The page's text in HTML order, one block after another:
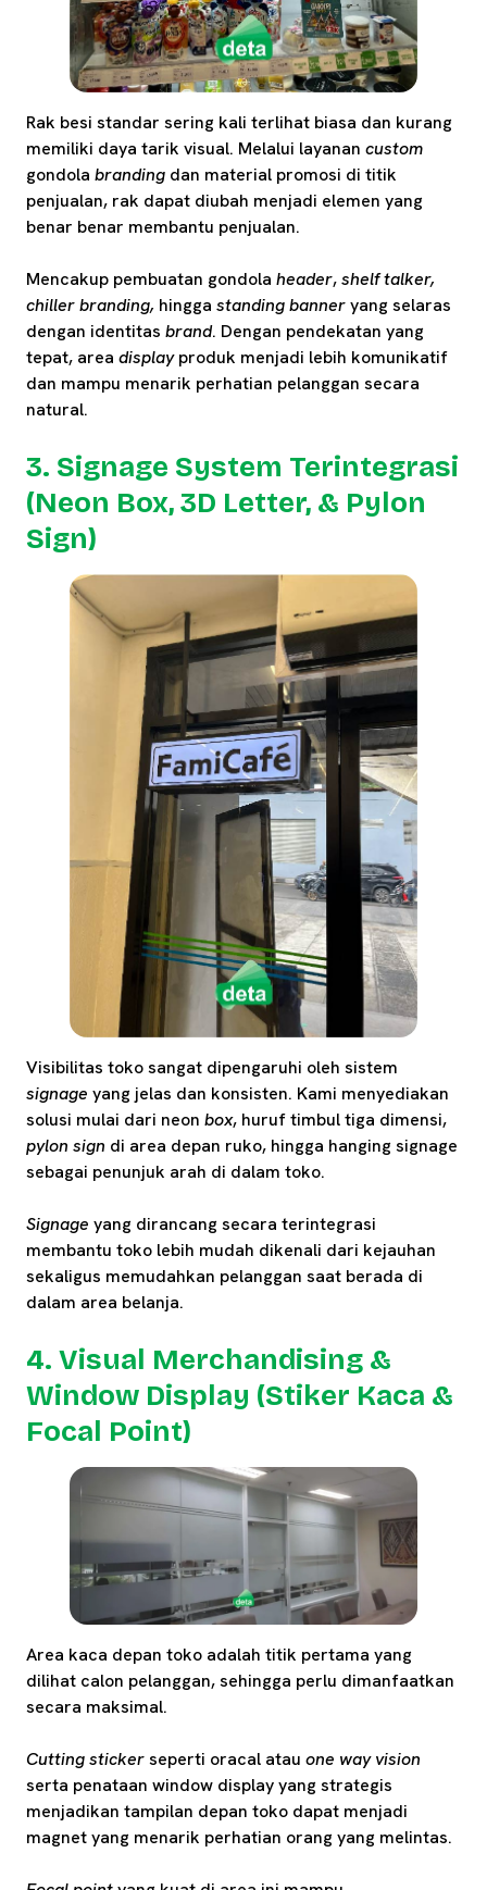
Rak besi standar sering kali terlihat biasa dan kurang
memiliki daya tarik visual. Melalui layanan custom
gondola branding dan material promosi di titik
penjualan, rak dapat diubah menjadi elemen yang
benar benar membantu penjualan.
Mencakup pembuatan gondola header,shelf talker,
chiller branding, hingga standing banneryang selaras
dengan identitas brand. Dengan pendekatan yang
tepat, area displayproduk menjadi lebih komunikatif
dan mampu menarik perhatian pelanggan secara
natural.
3. Signage System Terintegrasi
(Neon Box, 3D Letter, & Pylon
Sign)
Visibilitas toko sangat dipengaruhi oleh sistem
signage yang jelas dan konsisten. Kami menyediakan
solusi mulai dari neon box, huruf timbul tiga dimensi,
pylon sign di area depan ruko, hingga hanging signage
sebagai penunjuk arah di dalam toko.
Signage yang dirancang secara terintegrasi
membantu toko lebih mudah dikenali dari kejauhan
sekaligus memudahkan pelanggan saat berada di
dalam area belanja.
4. Visual Merchandising &
Window Display (Stiker Kaca &
Focal Point)
Area kaca depan toko adalah titik pertama yang
dilihat calon pelanggan, sehingga perlu dimanfaatkan
secara maksimal.
Cutting stickerseperti oracal atau one way vision
serta penataan window display yang strategis
menjadikan tampilan depan toko dapat menjadi
magnet yang menarik perhatian orang yang melintas.